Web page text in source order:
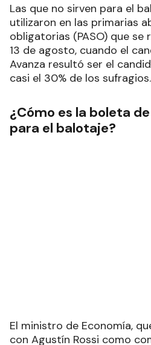
Las que no sirven para el
utilizaron en las primarias
obligatorias (PASO) que se
13 de agosto, cuando el
Avanza resultó ser el
casi el 30% de los sufragios.
¿Cómo es la boleta
para el balotaje?